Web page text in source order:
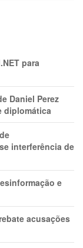
para
Daniel Perez
diplomática
interferência de
e
acusações